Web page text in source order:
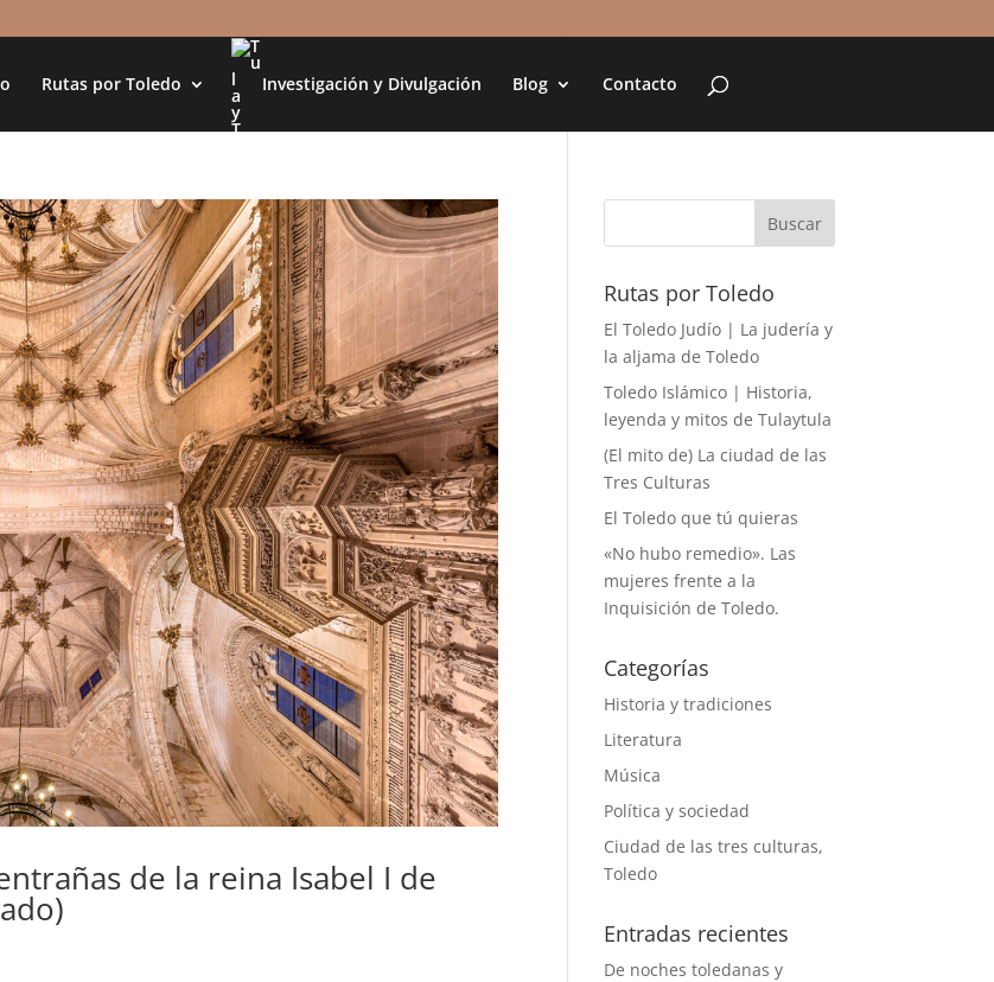
Rutas por Toledo Investigación y Divulgación Blog Contacto
de la reina Isabel I de
Rutas por Toledo
El Toledo Judío | La judería y
la aljama de Toledo
Toledo Islámico | Historia,
leyenda y mitos de Tulaytula
(El mito de) La ciudad de las
Tres Culturas
El Toledo que tú quieras
«No hubo remedio». Las
mujeres frente a la
Inquisición de Toledo.
Categorías
Historia y tradiciones
Literatura
Música
Política y sociedad
Ciudad de las tres culturas,
Toledo
Entradas recientes
De noches toledanas y